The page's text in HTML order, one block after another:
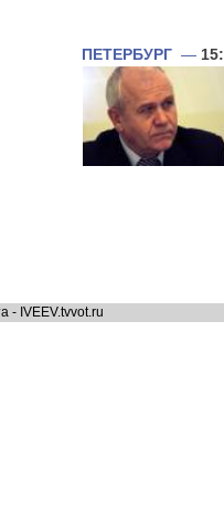
ПЕТЕРБУРГ —
- IVEEV.tvvot.ru